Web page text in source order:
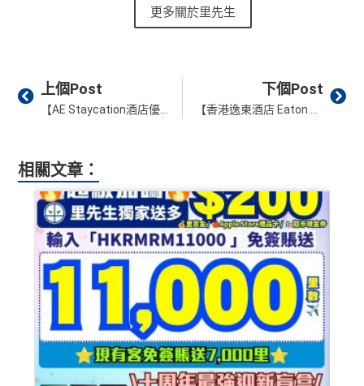
更多關於里先生
Prev
上個Post 下個Post
相關文章：